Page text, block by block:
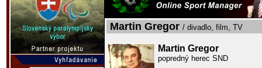
Martin Gregor / divadlo, film, TV
Martin Gregor
popredný herec SND